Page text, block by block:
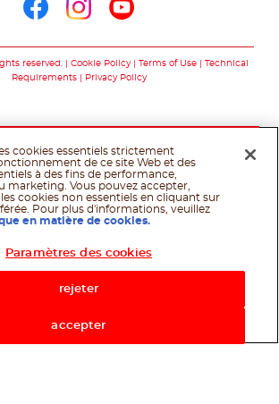
reserved. Cookie Policy Terms of Use
Technical
Requirements
Privacy Policy
cookies essentiels strictement
de ce site Web et des
à des fins de performance,
marketing. Vous pouvez accepter,
cookies non essentiels en cliquant sur
Pour plus d'informations, veuillez
en matière de cookies.
Paramètres des cookies
rejeter
accepter